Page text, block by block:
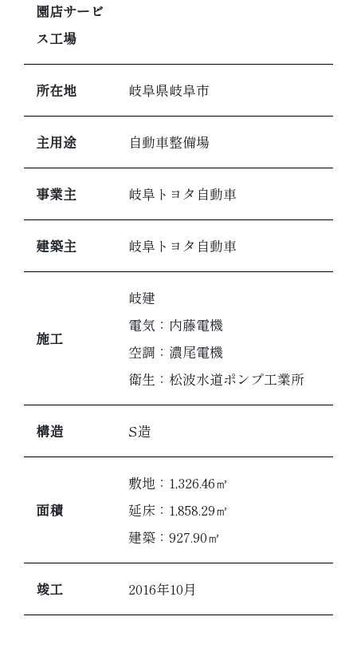
園店サービ
ス工場
所在地 岐阜県岐阜市
主用途 自動車整備場
事業主 岐阜トヨタ自動車
建築主 岐阜トヨタ自動車
施工
岐建
電気：内藤電機
空調：濃尾電機
衛生：松波水道ポンプ工業所
構造 S造
面積
敷地：1,326.46㎡
延床：1,858.29㎡
建築：927.90㎡
竣工 2016年10月